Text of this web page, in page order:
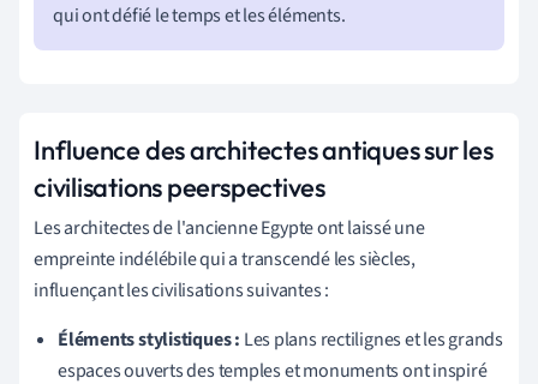
qui ont défié le temps et les éléments.
Influence des architectes antiques sur les
civilisations peerspectives
Les architectes de l'ancienne Egypte ont laissé une
empreinte indélébile qui a transcendé les siècles,
influençant les civilisations suivantes :
Éléments stylistiques : Les plans rectilignes et les grands
espaces ouverts des temples et monuments ont inspiré